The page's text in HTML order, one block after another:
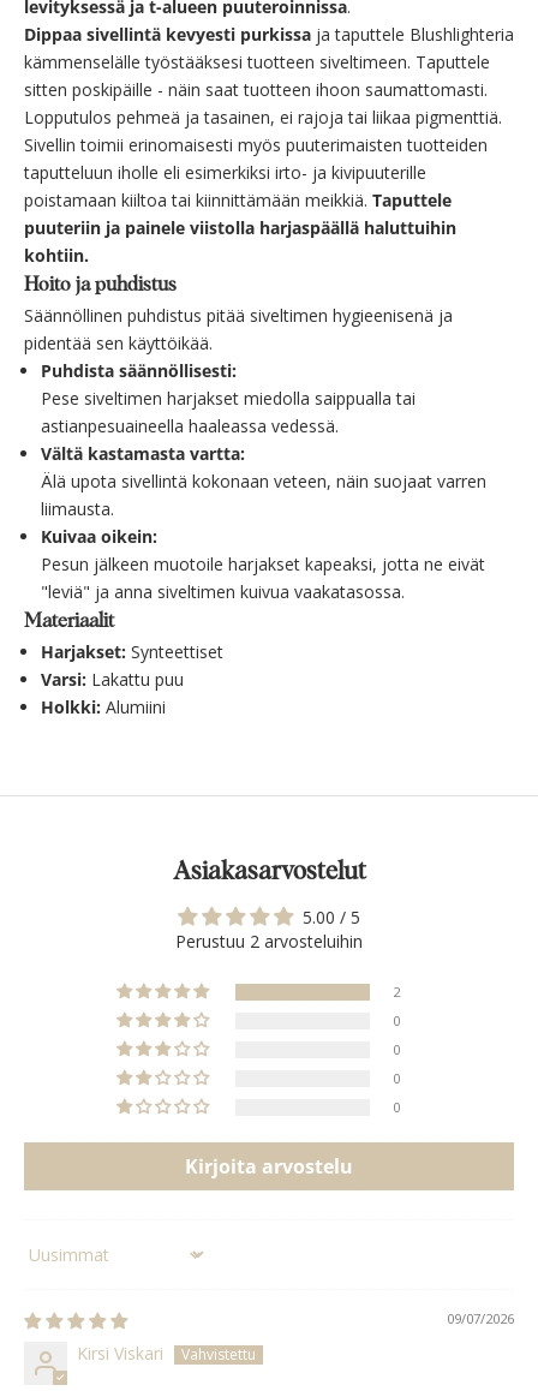
levityksessä ja t-alueen puuteroinnissa.
Dippaa sivellintä kevyesti purkissa ja taputtele Blushlighteria
kämmenselälle työstääksesi tuotteen siveltimeen. Taputtele
sitten poskipäille - näin saat tuotteen ihoon saumattomasti.
Lopputulos pehmeä ja tasainen, ei rajoja tai liikaa pigmenttiä.
Sivellin toimii erinomaisesti myös puuterimaisten tuotteiden
taputteluun iholle eli esimerkiksi irto- ja kivipuuterille
poistamaan kiiltoa tai kiinnittämään meikkiä. Taputtele
puuteriin ja painele viistolla harjaspäällä haluttuihin
kohtiin.
Hoito ja puhdistus
Säännöllinen puhdistus pitää siveltimen hygieenisenä ja
pidentää sen käyttöikää.
Puhdista säännöllisesti:
Pese siveltimen harjakset miedolla saippualla tai
astianpesuaineella haaleassa vedessä.
Vältä kastamasta vartta:
Älä upota sivellintä kokonaan veteen, näin suojaat varren
liimausta.
Kuivaa oikein:
Pesun jälkeen muotoile harjakset kapeaksi, jotta ne eivät
"leviä" ja anna siveltimen kuivua vaakatasossa.
Materiaalit
Harjakset: Synteettiset
Varsi: Lakattu puu
Holkki: Alumiini
Asiakasarvostelut
5.00 / 5
Perustuu 2 arvosteluihin
2
0
0
0
0
Kirjoita arvostelu
Sort by
09/07/2026
Kirsi Viskari